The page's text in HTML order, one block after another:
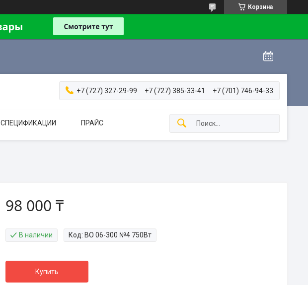
Корзина
+7 (727) 327-29-99 +7 (727) 385-33-41 +7 (701) 746-94-33
СПЕЦИФИКАЦИИ ПРАЙС
98 000 ₸
В наличии Код: ВО 06-300 №4 750Вт
Купить